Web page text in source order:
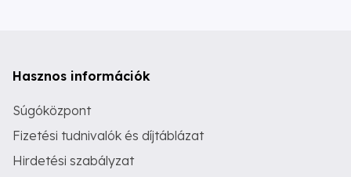
Hasznos információk
Súgóközpont
Fizetési tudnivalók és díjtáblázat
Hirdetési szabályzat